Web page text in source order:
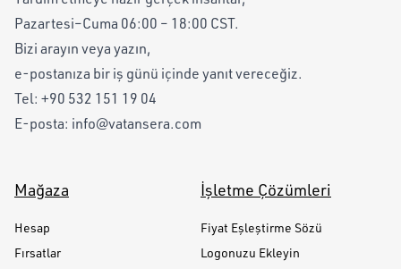
Pazartesi–Cuma 06:00 – 18:00 CST.
Bizi arayın veya yazın,
e-postanıza bir iş günü içinde yanıt vereceğiz.
Tel: +90 532 151 19 04
E-posta: info@vatansera.com
Mağaza
Hesap
Fırsatlar
İşletme Çözümleri
Fiyat Eşleştirme Sözü
Logonuzu Ekleyin